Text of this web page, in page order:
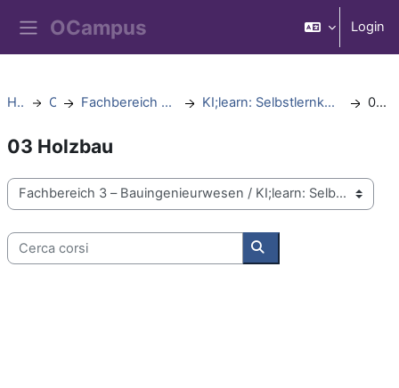
Pannello laterale
Login
Home Corsi Fachbereich 3 – Bauingenieurwesen KI;learn: Selbstlernkurse Konstruktiver Ingenieurbau 03 Holzbau
03 Holzbau
Categorie di corso
Cerca corsi
Cerca corsi